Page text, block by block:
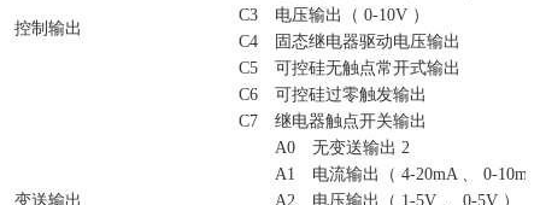
控制输出
C3
电压输出（ 0-10V ）
C4
固态继电器驱动电压输出
C5
可控硅无触点常开式输出
C6
可控硅过零触发输出
C7
继电器触点开关输出
变送输出
A0
无变送输出 2
A1
电流输出（ 4-20mA 、 0-
A2
电压输出（ 1-5V 、 0-5V ）